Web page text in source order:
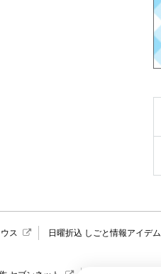
ス 日曜折込 しごと情報アイデム